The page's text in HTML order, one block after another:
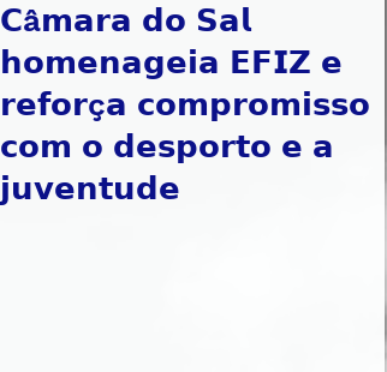
𝗖â𝗺𝗮𝗿𝗮 𝗱𝗼 𝗦𝗮𝗹
𝗵𝗼𝗺𝗲𝗻𝗮𝗴𝗲𝗶𝗮 𝗘𝗙𝗜𝗭 𝗲
𝗿𝗲𝗳𝗼𝗿ç𝗮 𝗰𝗼𝗺𝗽𝗿𝗼𝗺𝗶𝘀𝘀𝗼
𝗰𝗼𝗺 𝗼 𝗱𝗲𝘀𝗽𝗼𝗿𝘁𝗼 𝗲 𝗮
𝗷𝘂𝘃𝗲𝗻𝘁𝘂𝗱𝗲